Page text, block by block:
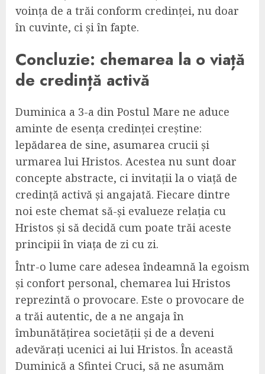
voința de a trăi conform credinței, nu doar
în cuvinte, ci și în fapte.
Concluzie: chemarea la o viață
de credință activă
Duminica a 3-a din Postul Mare ne aduce
aminte de esența credinței creștine:
lepădarea de sine, asumarea crucii și
urmarea lui Hristos. Acestea nu sunt doar
concepte abstracte, ci invitații la o viață de
credință activă și angajată. Fiecare dintre
noi este chemat să-și evalueze relația cu
Hristos și să decidă cum poate trăi aceste
principii în viața de zi cu zi.
Într-o lume care adesea îndeamnă la egoism
și confort personal, chemarea lui Hristos
reprezintă o provocare. Este o provocare de
a trăi autentic, de a ne angaja în
îmbunătățirea societății și de a deveni
adevărați ucenici ai lui Hristos. În această
Duminică a Sfintei Cruci, să ne asumăm